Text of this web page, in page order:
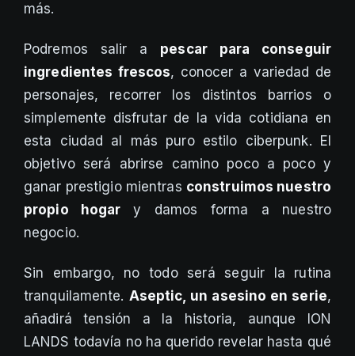
más.
Podremos salir a pescar para conseguir
ingredientes frescos, conocer a variedad de
personajes, recorrer los distintos barrios o
simplemente disfrutar de la vida cotidiana en
esta ciudad al más puro estilo ciberpunk. El
objetivo será abrirse camino poco a poco y
ganar prestigio mientras construimos nuestro
propio hogary damos forma a nuestro
negocio.
Sin embargo, no todo será seguir la rutina
tranquilamente. Aseptic, un asesino en serie,
añadirá tensión a la historia, aunque ION
LANDS todavía no ha querido revelar hasta qué